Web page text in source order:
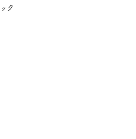
ク